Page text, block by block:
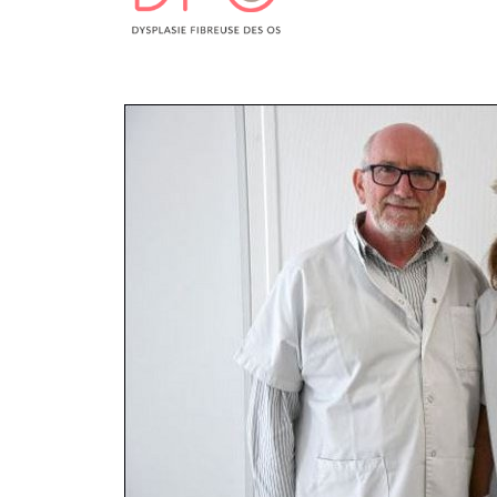
Laïcité et cultes
Les associations
Salon des familles
Transports sanitaires
Vos droits, vos devoirs
Les structures de recherche